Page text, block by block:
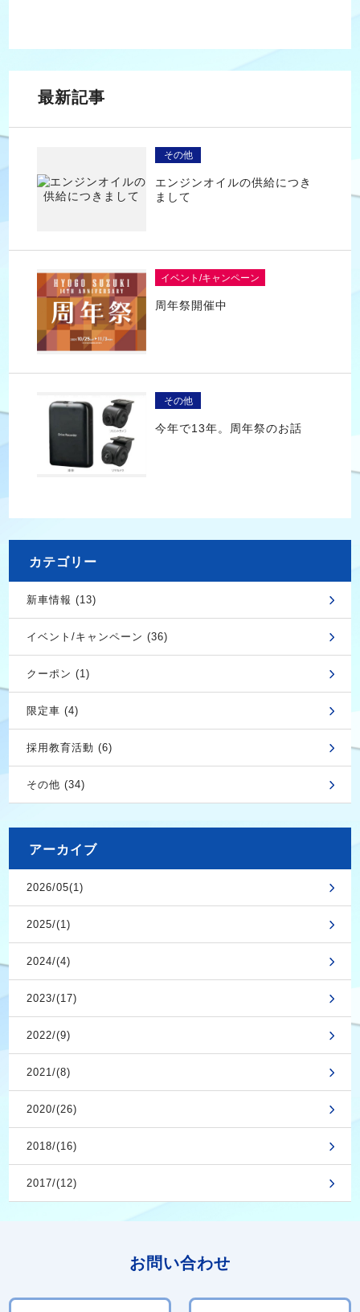
最新記事
その他
エンジンオイルの供給につき
まして
イベント/キャンペーン
周年祭開催中
その他
今年で13年。周年祭のお話
カテゴリー
新車情報 (13)
イベント/キャンペーン (36)
クーポン (1)
限定車 (4)
採用教育活動 (6)
その他 (34)
アーカイブ
2026/05(1)
2025/(1)
2024/(4)
2023/(17)
2022/(9)
2021/(8)
2020/(26)
2018/(16)
2017/(12)
お問い合わせ